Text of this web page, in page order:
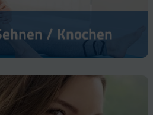
/ Knochen